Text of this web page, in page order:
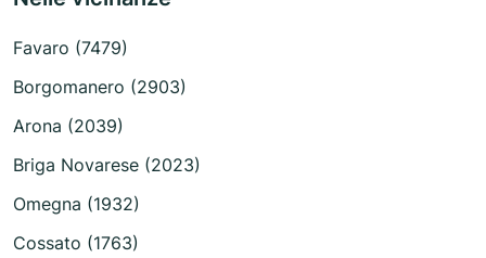
Favaro (7479)
Borgomanero (2903)
Arona (2039)
Briga Novarese (2023)
Omegna (1932)
Cossato (1763)